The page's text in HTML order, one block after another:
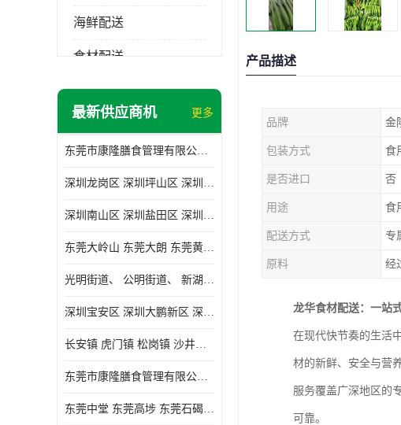
海鲜配送
食材配送
最新供应商机 更多
东莞市康隆膳食管理有限公司主要经营蔬菜配送 东莞食堂承包 光明蔬菜配送 深圳市食堂承包 深圳市蔬菜配送等业务 欢迎咨询了解
深圳龙岗区 深圳坪山区 深圳光明区 深圳龙华区
深圳南山区 深圳盐田区 深圳福田区 深圳罗湖区 深圳龙岗区
东莞大岭山 东莞大朗 东莞黄江 东莞樟木头 蔬菜配送
光明街道、 公明街道、 新湖街道、
深圳宝安区 深圳大鹏新区 深圳特别合作区
长安镇 虎门镇 松岗镇 沙井镇 公明镇 莞城街道 南城街道 东城街道 万江街道 石碣镇 石龙镇 茶山镇 石排镇 企石镇 横沥镇
东莞市康隆膳食管理有限公司 长安蔬菜配送 虎门蔬菜配送 大岭山蔬菜配送
东莞中堂 东莞高埗 东莞石碣 东莞望牛墩 东莞洪梅 东莞道滘 东莞石龙镇 东莞石排镇
产品描述
品牌 金
包装方式 食
是否进口 否
用途 食
配送方式 专
原料 经
龙华食材配送：一站
在现代快节奏的生活
材的新鲜、安全与营
服务覆盖广深地区的
可靠。